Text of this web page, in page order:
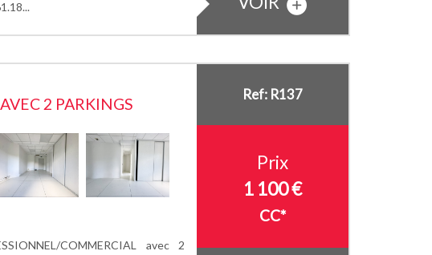
2 PARKINGS
COMMERCIAL avec 2
Ref: R137
Prix
1 100 €
CC*